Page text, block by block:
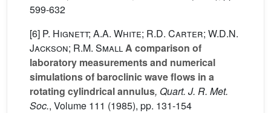
599-632
[6] P. Hignett; A.A. White; R.D. Carter; W.D.N.
Jackson; R.M. SmallA comparison of
laboratory measurements and numerical
simulations of baroclinic wave flows in a
rotating cylindrical annulus, Quart. J. R. Met.
Soc., Volume 111 (1985), pp. 131-154